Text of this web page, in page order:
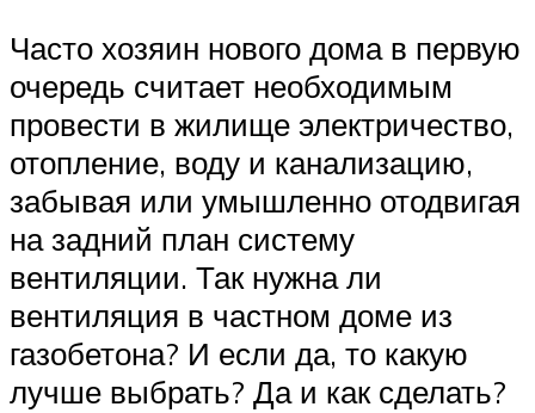
Часто хозяин нового дома в первую
очередь считает необходимым
провести в жилище электричество,
отопление, воду и канализацию,
забывая или умышленно отодвигая
на задний план систему
вентиляции. Так нужна ли
вентиляция в частном доме из
газобетона? И если да, то какую
лучше выбрать? Да и как сделать?